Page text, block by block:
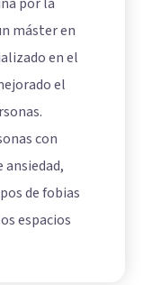
máster en
en el
el
con
de fobias
espacios